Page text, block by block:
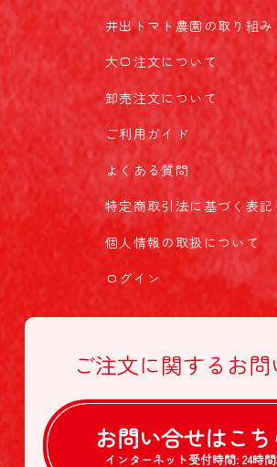
井出トマト農園の取り組み
大口注文について
卸売注文について
ご利用ガイド
よくある質問
特定商取引法に基づく表記
個人情報の取扱について
ログイン
ご注文に関する お
お問い合せはこち
インターネット受付時間: 24時